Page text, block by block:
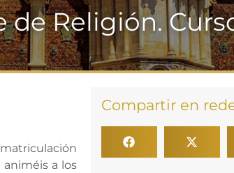
Religión.
a los
Compartir en